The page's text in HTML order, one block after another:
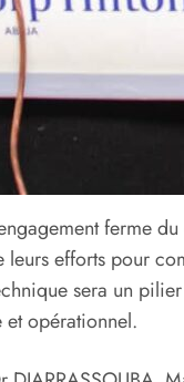
ferme
leurs efforts pour
sera un
opérationnel.